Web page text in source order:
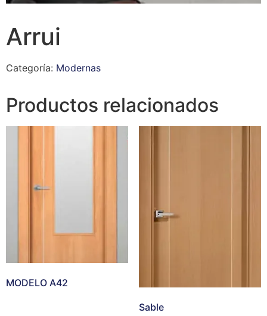
Arrui
Categoría: Modernas
Productos relacionados
MODELO A42
Sable